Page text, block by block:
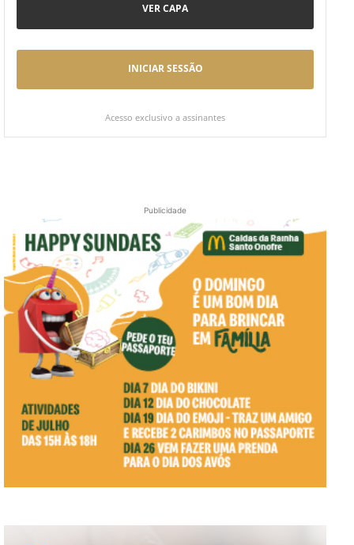
VER CAPA
INICIAR SESSÃO
Acesso exclusivo a assinantes
Publicidade